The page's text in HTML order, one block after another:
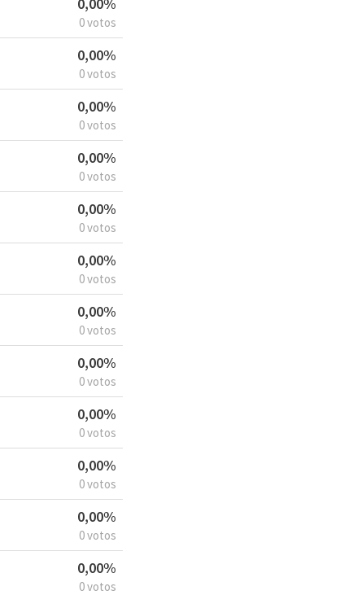
0 votos
0,00%
0 votos
0,00%
0 votos
0,00%
0 votos
0,00%
0 votos
0,00%
0 votos
0,00%
0 votos
0,00%
0 votos
0,00%
0 votos
0,00%
0 votos
0,00%
0 votos
0,00%
0 votos